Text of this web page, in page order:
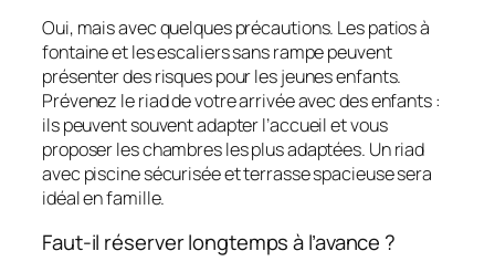
Oui, mais avec quelques précautions. Les patios à
fontaine et les escaliers sans rampe peuvent
présenter des risques pour les jeunes enfants.
Prévenez le riad de votre arrivée avec des enfants :
ils peuvent souvent adapter l’accueil et vous
proposer les chambres les plus adaptées. Un riad
avec piscine sécurisée et terrasse spacieuse sera
idéal en famille.
Faut-il réserver longtemps à l’avance ?